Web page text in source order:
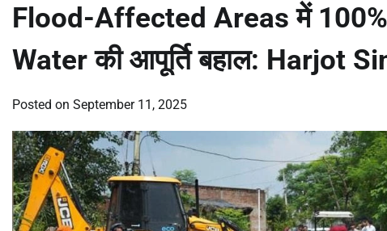
Flood-Affected Areas में
Water की आपूर्ति बहाल: Harjot
Posted on September 11, 2025